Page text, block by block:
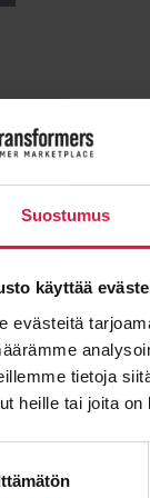
Suostumus
käyttää
evästeitä
tietoja
heille tai joita